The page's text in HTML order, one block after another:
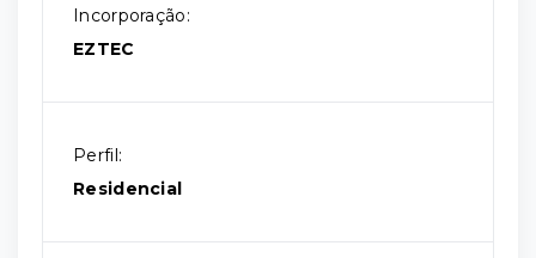
Incorporação:
EZTEC
Perfil:
Residencial